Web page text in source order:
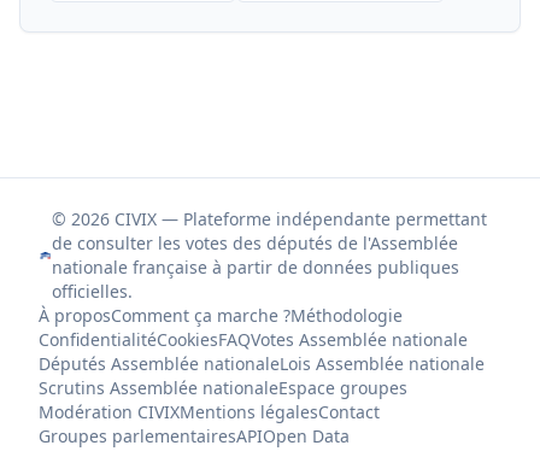
© 2026 CIVIX — Plateforme indépendante permettant
de consulter les votes des députés de l'Assemblée
nationale française à partir de données publiques
officielles.
À proposComment ça marche ?Méthodologie
ConfidentialitéCookiesFAQVotes Assemblée nationale
Députés Assemblée nationaleLois Assemblée nationale
Scrutins Assemblée nationaleEspace groupes
Modération CIVIXMentions légalesContact
Groupes parlementairesAPIOpen Data